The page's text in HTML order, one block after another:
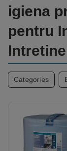
igiena
pentru
Categories